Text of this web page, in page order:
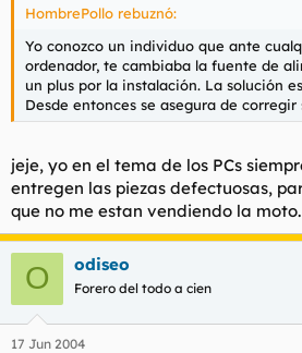
HombrePollo rebuznó:
Yo conozco un individuo que ante
ordenador, te cambiaba la fuente de
un plus por la instalación. La solución
Desde entonces se asegura de corregir
jeje, yo en el tema de los PCs
entregen las piezas defectuosas,
que no me estan vendiendo la moto.
O odiseo
Forero del todo a cien
17 Jun 2004